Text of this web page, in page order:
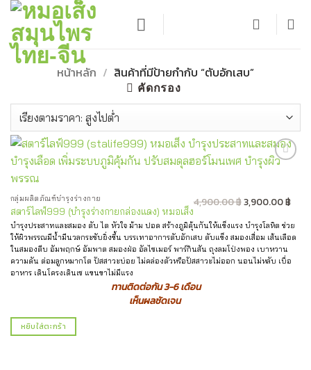
ข้าม
ยัง
เนื้อหา
หน้าหลัก / สินค้าที่มีป้ายกำกับ “ตับอักเสบ”
คัดกรอง
กลุ่มผลิตภัณฑ์บำรุงร่างกาย
สตาร์ไลฟ์999 (บำรุงร่างกายกล่องแดง) หมอเส็ง
4,900.00฿Original
was:
4,900.00 ฿.
3,900.00฿
is:
บำรุงประสาทและสมอง ตับ ไต หัวใจ ม้าม ปอด สร้างภูมิคุ้นกันให้แข็งแรง บำรุงโลหิต ช่วย
ให้ผิวพรรณมีน้ำมีนวลกระชับยิ่งขึ้น บรรเทาอาการตับอักเสบ ตับแข็ง สมองเสื่อม เส้นเลือด
ในสมองตีบ อัมพฤกษ์ อัมพาต สมองฝ่อ อัลไซเมอร์ พาร์กินสัน ถุงลมโป่งพอง เบาหวาน
ความดัน ต่อมลูกหมากโต ปัสสาวะบ่อย ไม่คล่องตัวหรือปัสสาวะไม่ออก นอนไม่หลับ เบื่อ
อาหาร เดินโครงเดินเซ แขนขาไม่มีแรง
ทานติดต่อกัน 3-6 เดือน
เห็นผลชัดเจน
หยิบใส่ตะกร้า